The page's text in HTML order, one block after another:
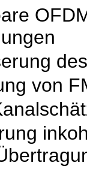
von